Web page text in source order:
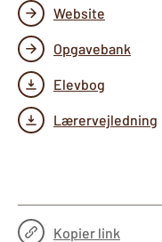
Website
Opgavebank
Elevbog
Lærervejledning
Kopier link